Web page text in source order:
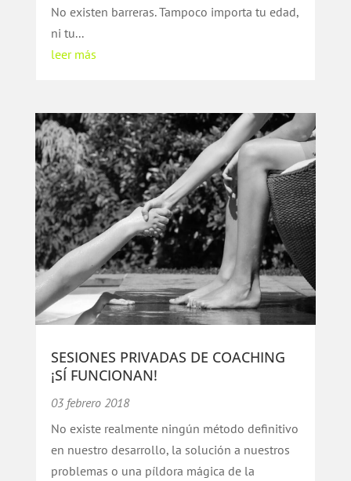
No existen barreras. Tampoco importa tu edad,
ni tu...
leer más
SESIONES PRIVADAS DE COACHING
¡SÍ FUNCIONAN!
03 febrero 2018
No existe realmente ningún método definitivo
en nuestro desarrollo, la solución a nuestros
problemas o una píldora mágica de la